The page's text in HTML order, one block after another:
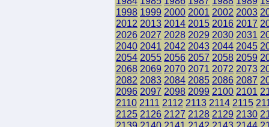
1998 1999 2000 2001 2002 2003
2012 2013 2014 2015 2016 2017
2026 2027 2028 2029 2030 2031
2040 2041 2042 2043 2044 2045
2054 2055 2056 2057 2058 2059
2068 2069 2070 2071 2072 2073
2082 2083 2084 2085 2086 2087
2096 2097 2098 2099 2100 2101
2110 2111 2112 2113 2114 2115
2125 2126 2127 2128 2129 2130